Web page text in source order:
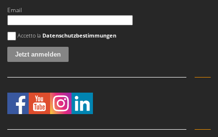
Traktor-Heckenscheren mit Ausleger
U
Umfüllpumpen
Umkehrfräsen
V
Vakuumiergeräte
Vertikutierer
J JOLLY ITALIA
K
Karcher
Kenwood
Keter
KitchenAid
Email
Es ist ein Fehler aufgetreten
Accetto la Datenschutzbestimmungen